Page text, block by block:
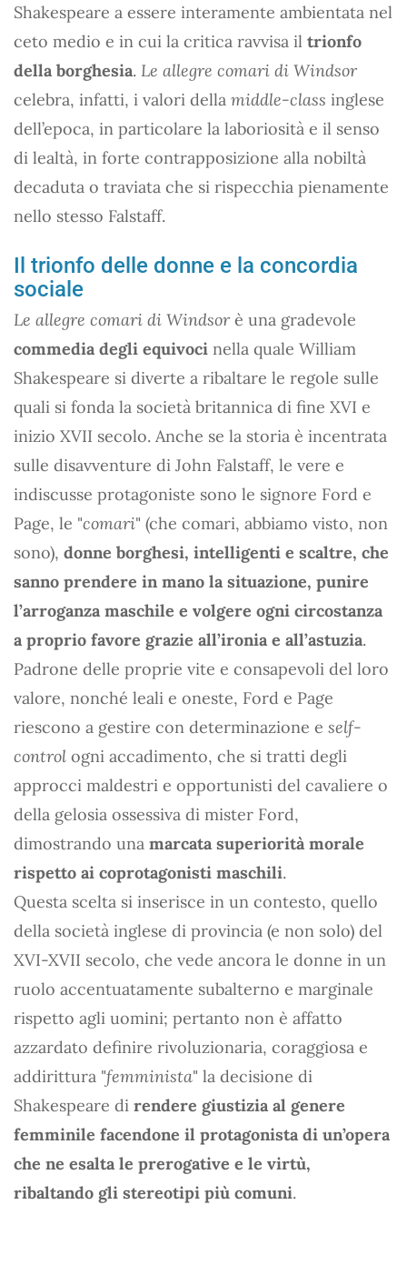
Shakespeare a essere interamente ambientata nel
ceto medio e in cui la critica ravvisa il trionfo
della borghesia. Le allegre comari di Windsor
celebra, infatti, i valori della middle-class inglese
dell’epoca, in particolare la laboriosità e il senso
di lealtà, in forte contrapposizione alla nobiltà
decaduta o traviata che si rispecchia pienamente
nello stesso Falstaff.
Il trionfo delle donne e la concordia
sociale
Le allegre comari di Windsor è una gradevole
commedia degli equivoci nella quale William
Shakespeare si diverte a ribaltare le regole sulle
quali si fonda la società britannica di fine XVI e
inizio XVII secolo. Anche se la storia è incentrata
sulle disavventure di John Falstaff, le vere e
indiscusse protagoniste sono le signore Ford e
Page, le "comari" (che comari, abbiamo visto, non
sono), donne borghesi, intelligenti e scaltre, che
sanno prendere in mano la situazione, punire
l’arroganza maschile e volgere ogni circostanza
a proprio favore grazie all’ironia e all’astuzia.
Padrone delle proprie vite e consapevoli del loro
valore, nonché leali e oneste, Ford e Page
riescono a gestire con determinazione e self-
control ogni accadimento, che si tratti degli
approcci maldestri e opportunisti del cavaliere o
della gelosia ossessiva di mister Ford,
dimostrando una marcata superiorità morale
rispetto ai coprotagonisti maschili.
Questa scelta si inserisce in un contesto, quello
della società inglese di provincia (e non solo) del
XVI-XVII secolo, che vede ancora le donne in un
ruolo accentuatamente subalterno e marginale
rispetto agli uomini; pertanto non è affatto
azzardato definire rivoluzionaria, coraggiosa e
addirittura "femminista" la decisione di
Shakespeare di rendere giustizia al genere
femminile facendone il protagonista di un’opera
che ne esalta le prerogative e le virtù,
ribaltando gli stereotipi più comuni.